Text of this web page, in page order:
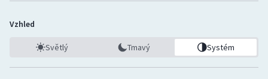
Veslování
Vodní slalom
Vzhled
Světlý Tmavý Systém